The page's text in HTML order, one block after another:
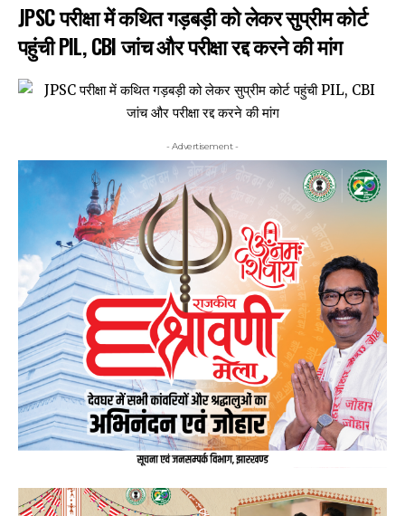
JPSC परीक्षा में कथित गड़बड़ी को लेकर सुप्रीम कोर्ट
पहुंची PIL, CBI जांच और परीक्षा रद्द करने की मांग
- Advertisement -